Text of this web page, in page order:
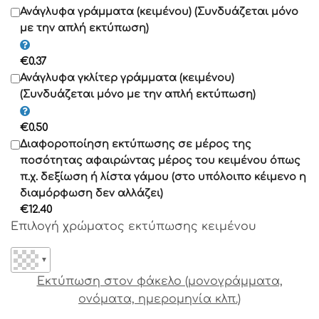
Γραμματοσειρά 11
Γραμματοσειρά 12
Γραμματοσειρά 13
Γραμματοσειρά 14
Γραμματοσειρά 15
Γραμματοσειρά 16
Γραμματοσειρά 17
Γραμματοσειρά 18
Γραμματοσειρά 19
Γραμματοσειρά 20
Γραμματοσειρά 21
Γραμματοσειρά 22
Γραμματοσειρά 23
Γραμματοσειρά 24
Ανάγλυφα γράμματα (κειμένου) (Συνδυάζεται μόνο
με την απλή εκτύπωση)
€0.37
Ανάγλυφα γκλίτερ γράμματα (κειμένου)
(Συνδυάζεται μόνο με την απλή εκτύπωση)
€0.50
Διαφοροποίηση εκτύπωσης σε μέρος της
ποσότητας αφαιρώντας μέρος του κειμένου όπως
π.χ. δεξίωση ή λίστα γάμου (στο υπόλοιπο κέιμενο η
διαμόρφωση δεν αλλάζει)
€12.40
Επιλογή χρώματος εκτύπωσης κειμένου
▼
Εκτύπωση στον φάκελο (μονογράμματα,
ονόματα, ημερομηνία κλπ.)